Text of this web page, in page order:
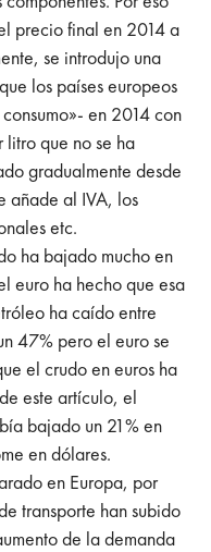
precio final en 2014 a
se introdujo una
los países europeos
en 2014 con
que no se ha
gradualmente desde
añade al IVA, los
etc.
ha bajado mucho en
euro ha hecho que esa
ha caído entre
47% pero el euro se
el crudo en euros ha
este artículo, el
bajado un 21% en
en dólares.
en Europa, por
transporte han subido
de la demanda